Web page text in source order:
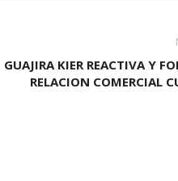
GUAJIRA KIER REACTIVA Y
RELACION COMERCIAL